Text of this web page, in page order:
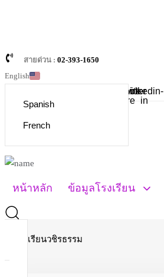
สายด่วน : 02-393-1650
English
Spanish
French
Facebook-
square
Twitter
Linkedin-
in
หน้าหลัก ข้อมูลโรงเรียน